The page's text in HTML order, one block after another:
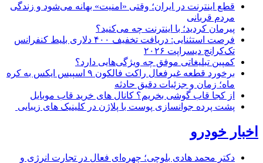
قطع اینترنت در ایران؛ وقتی «امنیت» بهانه می‌شود و زندگی
مردم قربانی
پیرمان کردید؛ با اینترنت چه می‌کنید؟
فرصت استثنایی: دریافت تخفیف ۴۰۰ دلاری بلیط کنفرانس
تک‌کرانچ دیسراپت ۲۰۲۶
کمپین تبلیغاتی موفق چه ویژگی‌هایی دارد؟
برخورد قطعه غیرفعال راکت فالکون ۹ اسپیس ایکس به کره
ماه؛ زمان و جزئیات دقیق حادثه
از کجا قاب گوشی بخریم؟ کانال های خرید قاب موبایل
پشت پرده جوانسازی پوست با پلاژن در کلینیک های زیبایی
اخبار خودرو
دکتر محمد هادی بلوچی؛ چهره‌ای فعال در تجارت انرژی و